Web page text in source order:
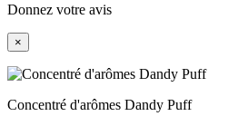
Donnez votre avis
×
Concentré d'arômes Dandy Puff